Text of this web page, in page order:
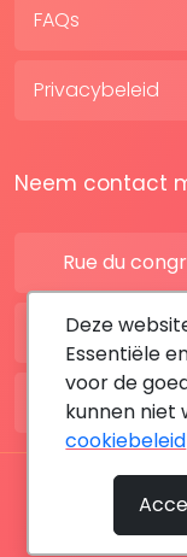
FAQs
Privacybeleid
Neem contact
Rue du
BE: +32
FR: +33
Alle rechten
Deze
Essentiële
voor de
kunnen niet
cookiebeleid